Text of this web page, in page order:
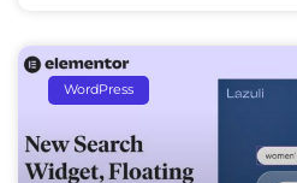
WordPress